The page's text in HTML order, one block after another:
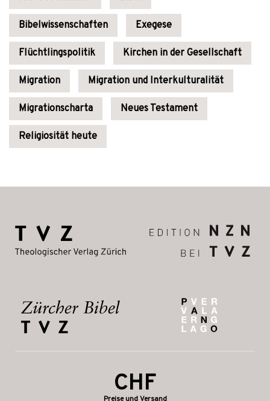
Bibelwissenschaften Exegese
Flüchtlingspolitik Kirchen in der Gesellschaft
Migration Migration und Interkulturalität
Migrationscharta Neues Testament
Religiosität heute
CHF